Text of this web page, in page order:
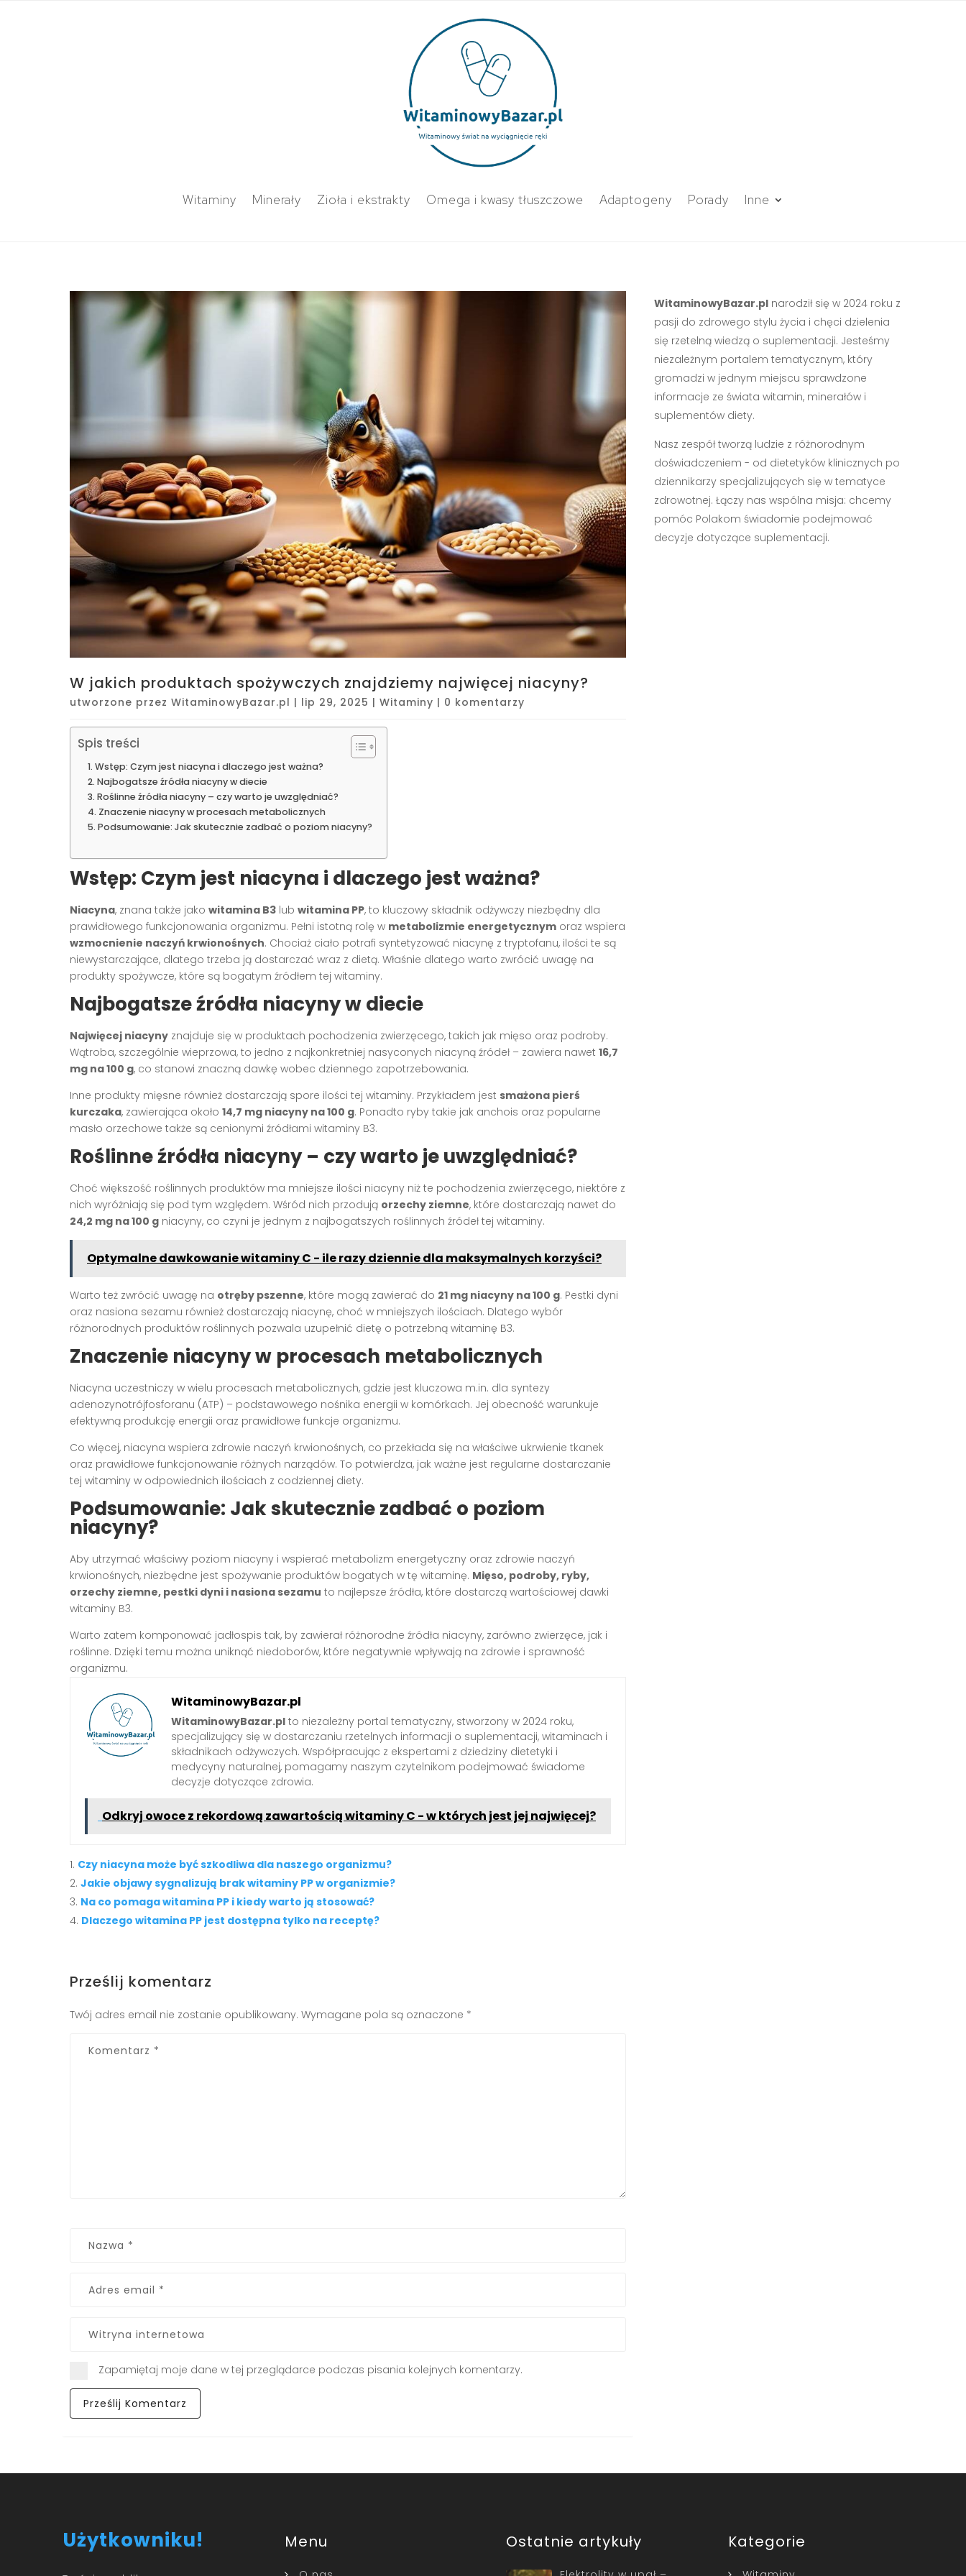
Witaminy Minerały Zioła i ekstrakty Omega i kwasy tłuszczowe Adaptogeny Porady Inne
W jakich produktach spożywczych znajdziemy najwięcej niacyny?
utworzone przez WitaminowyBazar.pl | lip 29, 2025 | Witaminy | 0 komentarzy
Spis treści
Wstęp: Czym jest niacyna i dlaczego jest ważna?
Najbogatsze źródła niacyny w diecie
Roślinne źródła niacyny – czy warto je uwzględniać?
Znaczenie niacyny w procesach metabolicznych
Podsumowanie: Jak skutecznie zadbać o poziom niacyny?
Wstęp: Czym jest niacyna i dlaczego jest ważna?
Niacyna, znana także jako witamina B3 lub witamina PP, to kluczowy składnik odżywczy niezbędny dla
prawidłowego funkcjonowania organizmu. Pełni istotną rolę w metabolizmie energetycznym oraz wspiera
wzmocnienie naczyń krwionośnych. Chociaż ciało potrafi syntetyzować niacynę z tryptofanu, ilości te są
niewystarczające, dlatego trzeba ją dostarczać wraz z dietą. Właśnie dlatego warto zwrócić uwagę na
produkty spożywcze, które są bogatym źródłem tej witaminy.
Najbogatsze źródła niacyny w diecie
Najwięcej niacyny znajduje się w produktach pochodzenia zwierzęcego, takich jak mięso oraz podroby.
Wątroba, szczególnie wieprzowa, to jedno z najkonkretniej nasyconych niacyną źródeł – zawiera nawet 16,7
mg na 100 g, co stanowi znaczną dawkę wobec dziennego zapotrzebowania.
Inne produkty mięsne również dostarczają spore ilości tej witaminy. Przykładem jest smażona pierś
kurczaka, zawierająca około 14,7 mg niacyny na 100 g. Ponadto ryby takie jak anchois oraz popularne
masło orzechowe także są cenionymi źródłami witaminy B3.
Roślinne źródła niacyny – czy warto je uwzględniać?
Choć większość roślinnych produktów ma mniejsze ilości niacyny niż te pochodzenia zwierzęcego, niektóre z
nich wyróżniają się pod tym względem. Wśród nich przodują orzechy ziemne, które dostarczają nawet do
24,2 mg na 100 g niacyny, co czyni je jednym z najbogatszych roślinnych źródeł tej witaminy.
Optymalne dawkowanie witaminy C - ile razy dziennie dla maksymalnych korzyści?
Warto też zwrócić uwagę na otręby pszenne, które mogą zawierać do 21 mg niacyny na 100 g. Pestki dyni
oraz nasiona sezamu również dostarczają niacynę, choć w mniejszych ilościach. Dlatego wybór
różnorodnych produktów roślinnych pozwala uzupełnić dietę o potrzebną witaminę B3.
Znaczenie niacyny w procesach metabolicznych
Niacyna uczestniczy w wielu procesach metabolicznych, gdzie jest kluczowa m.in. dla syntezy
adenozynotrójfosforanu (ATP) – podstawowego nośnika energii w komórkach. Jej obecność warunkuje
efektywną produkcję energii oraz prawidłowe funkcje organizmu.
Co więcej, niacyna wspiera zdrowie naczyń krwionośnych, co przekłada się na właściwe ukrwienie tkanek
oraz prawidłowe funkcjonowanie różnych narządów. To potwierdza, jak ważne jest regularne dostarczanie
tej witaminy w odpowiednich ilościach z codziennej diety.
Podsumowanie: Jak skutecznie zadbać o poziom
niacyny?
Aby utrzymać właściwy poziom niacyny i wspierać metabolizm energetyczny oraz zdrowie naczyń
krwionośnych, niezbędne jest spożywanie produktów bogatych w tę witaminę. Mięso, podroby, ryby,
orzechy ziemne, pestki dyni i nasiona sezamu to najlepsze źródła, które dostarczą wartościowej dawki
witaminy B3.
Warto zatem komponować jadłospis tak, by zawierał różnorodne źródła niacyny, zarówno zwierzęce, jak i
roślinne. Dzięki temu można uniknąć niedoborów, które negatywnie wpływają na zdrowie i sprawność
organizmu.
WitaminowyBazar.pl
WitaminowyBazar.pl to niezależny portal tematyczny, stworzony w 2024 roku,
specjalizujący się w dostarczaniu rzetelnych informacji o suplementacji, witaminach i
składnikach odżywczych. Współpracując z ekspertami z dziedziny dietetyki i
medycyny naturalnej, pomagamy naszym czytelnikom podejmować świadome
decyzje dotyczące zdrowia.
Odkryj owoce z rekordową zawartością witaminy C - w których jest jej najwięcej?
Czy niacyna może być szkodliwa dla naszego organizmu?
Jakie objawy sygnalizują brak witaminy PP w organizmie?
Na co pomaga witamina PP i kiedy warto ją stosować?
Dlaczego witamina PP jest dostępna tylko na receptę?
Prześlij komentarz
Twój adres email nie zostanie opublikowany. Wymagane pola są oznaczone *
Zapamiętaj moje dane w tej przeglądarce podczas pisania kolejnych komentarzy.
WitaminowyBazar.plnarodził się w 2024 roku z
pasji do zdrowego stylu życia i chęci dzielenia
się rzetelną wiedzą o suplementacji. Jesteśmy
niezależnym portalem tematycznym, który
gromadzi w jednym miejscu sprawdzone
informacje ze świata witamin, minerałów i
suplementów diety.
Nasz zespół tworzą ludzie z różnorodnym
doświadczeniem - od dietetyków klinicznych po
dziennikarzy specjalizujących się w tematyce
zdrowotnej. Łączy nas wspólna misja: chcemy
pomóc Polakom świadomie podejmować
decyzje dotyczące suplementacji.
Użytkowniku! Menu Ostatnie artykuły Kategorie